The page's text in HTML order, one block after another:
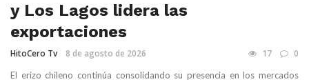
y Los Lagos lidera las
exportaciones
HitoCero Tv 8 de agosto de 2026 17 0
El erizo chileno continúa consolidando su presencia en los mercados